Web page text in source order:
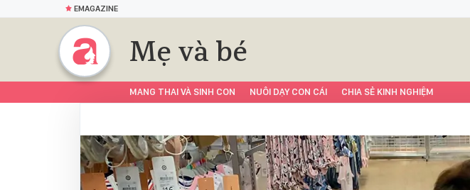
EMAGAZINE
Mẹ và bé
MANG THAI VÀ SINH CON NUÔI DẠY CON CÁI CHIA SẺ KINH NGHIỆM